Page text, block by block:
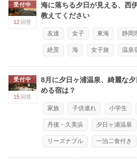
受付中
12 回答
海に落ちる夕日が見える、西
教えてください
友達 女子 東海 静岡
絶景 海 女子旅 温泉
受付中
15 回答
8月に夕日ヶ浦温泉、綺麗な
める宿は？
家族 子供連れ 小学生
丹後・久美浜 夕日ヶ浦温泉
リーズナブル 一泊二食付き